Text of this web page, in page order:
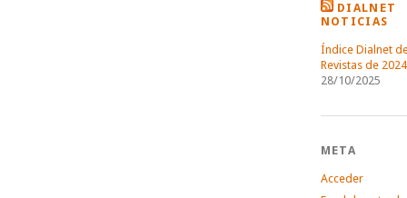
DIALNET
NOTICIAS
Índice Dialnet
Revistas de 2024
28/10/2025
META
Acceder